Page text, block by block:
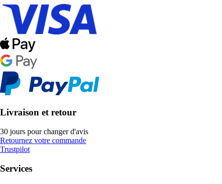
Livraison et retour
30 jours pour changer d'avis
Retournez votre commande
Trustpilot
Services